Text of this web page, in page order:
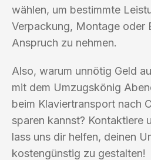
wählen, um bestimmte
Verpackung, Montage oder
Anspruch zu nehmen.
Also, warum unnötig Geld
mit dem Umzugskönig
beim Klaviertransport nach
sparen kannst? Kontaktiere
lass uns dir helfen, deinen
kostengünstig zu gestalten!